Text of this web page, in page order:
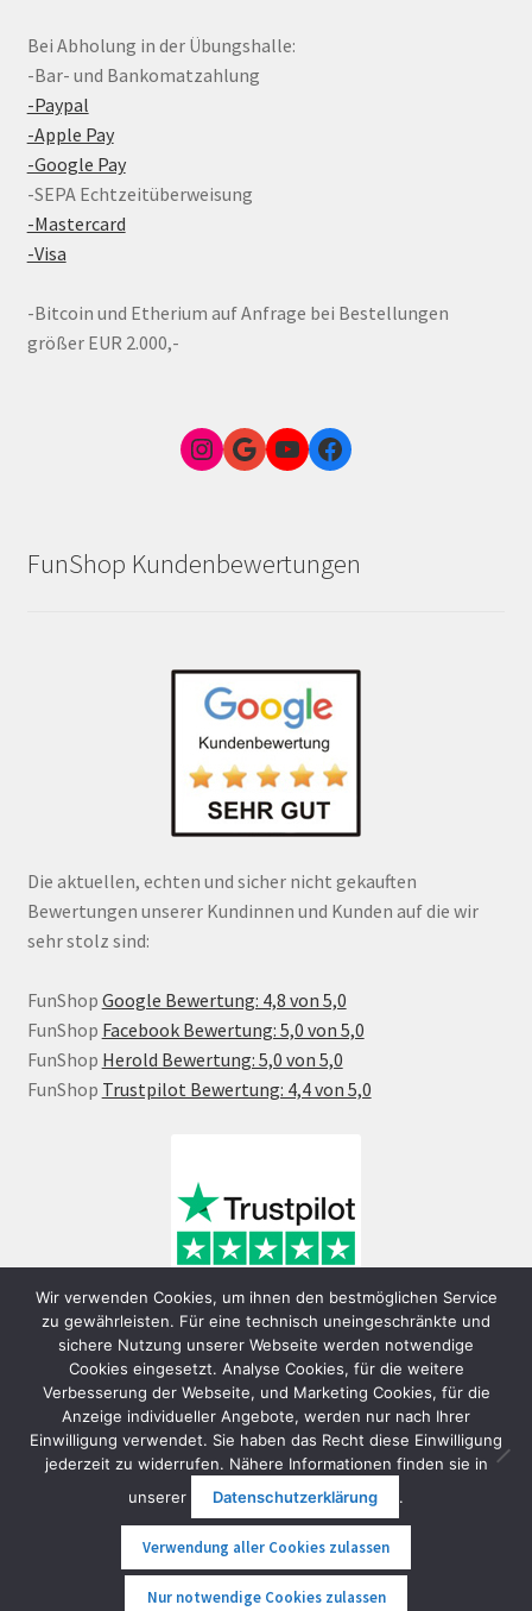
Bei Abholung in der Übungshalle:
-Bar- und Bankomatzahlung
-Paypal
-Apple Pay
-Google Pay
-SEPA Echtzeitüberweisung
-Mastercard
-Visa
-Bitcoin und Etherium auf Anfrage bei Bestellungen
größer EUR 2.000,-
Instagram
Google Link zum FunShop WienYouTubeFacebook
FunShop Kundenbewertungen
Die aktuellen, echten und sicher nicht gekauften
Bewertungen unserer Kundinnen und Kunden auf die wir
sehr stolz sind:
FunShop Google Bewertung: 4,8 von 5,0
FunShop Facebook Bewertung: 5,0 von 5,0
FunShop Herold Bewertung: 5,0 von 5,0
FunShop Trustpilot Bewertung: 4,4 von 5,0
© FunShop Wien - Hochqualitative Elektromobilität 2026
Datenschutzerklärung
Erstellt mit WooCommerce
Wir verwenden Cookies, um ihnen den bestmöglichen Service
zu gewährleisten. Für eine technisch uneingeschränkte und
sichere Nutzung unserer Webseite werden notwendige
Cookies eingesetzt. Analyse Cookies, für die weitere
Verbesserung der Webseite, und Marketing Cookies, für die
Anzeige individueller Angebote, werden nur nach Ihrer
Einwilligung verwendet. Sie haben das Recht diese Einwilligung
jederzeit zu widerrufen. Nähere Informationen finden sie in
unserer
Datenschutzerklärung .
Verwendung aller Cookies zulassen
Nur notwendige Cookies zulassen